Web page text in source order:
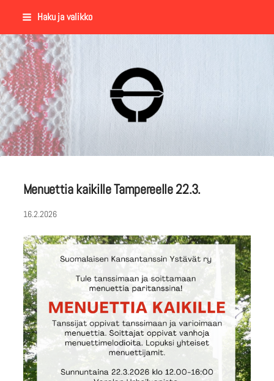
Siirry
sisältöön
Haku ja valikko
Suomalaisen Kansantanssin
Menuettia kaikille Tampereelle 22.3.
16.2.2026